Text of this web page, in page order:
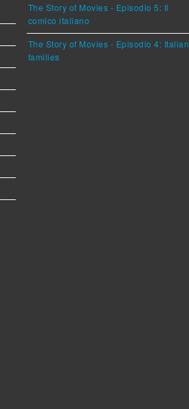
The Story of Movies - Episodio 5: Il
comico italiano
The Story of Movies - Episodio 4: Italian
families